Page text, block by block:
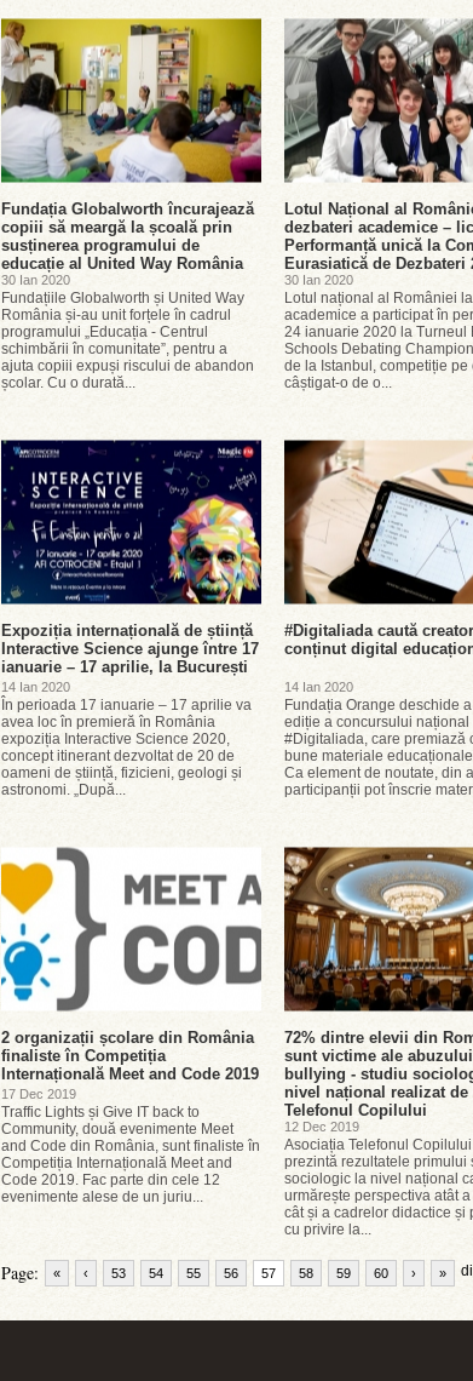
Fundația Globalworth încurajează
copiii să meargă la școală prin
susținerea programului de
educație al United Way România
30 Ian 2020
Fundațiile Globalworth și United Way
România și-au unit forțele în cadrul
programului „Educația - Centrul
schimbării în comunitate”, pentru a
ajuta copiii expuși riscului de abandon
școlar. Cu o durată...
Lotul Național al
dezbateri academice –
Performanță unică la
Eurasiatică de Dezbateri
30 Ian 2020
Lotul național al României
academice a participat în
24 ianuarie 2020 la Turneul
Schools Debating
de la Istanbul, competiție pe
câștigat-o de o...
Expoziția internațională de știință
Interactive Science ajunge între 17
ianuarie – 17 aprilie, la București
14 Ian 2020
În perioada 17 ianuarie – 17 aprilie va
avea loc în premieră în România
expoziția Interactive Science 2020,
concept itinerant dezvoltat de 20 de
oameni de știință, fizicieni, geologi și
astronomi. „După...
#Digitaliada caută
conținut digital
14 Ian 2020
Fundația Orange deschide
ediție a concursului național
#Digitaliada, care premiază
bune materiale
Ca element de noutate, din
participanții pot înscrie
2 organizații școlare din România
finaliste în Competiția
Internațională Meet and Code 2019
17 Dec 2019
Traffic Lights și Give IT back to
Community, două evenimente Meet
and Code din România, sunt finaliste în
Competiția Internațională Meet and
Code 2019. Fac parte din cele 12
evenimente alese de un juriu...
72% dintre elevii din
sunt victime ale
bullying - studiu
nivel național realizat de
Telefonul Copilului
12 Dec 2019
Asociația Telefonul Copilului
prezintă rezultatele primului
sociologic la nivel național
urmărește perspectiva atât
cât și a cadrelor didactice și
cu privire la...
Page: « ‹ 53 54 55 56 57 58 59 60 › »